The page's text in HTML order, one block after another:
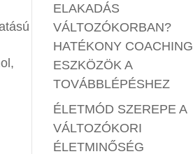
ELAKADÁS
VÁLTOZÓKORBAN?
HATÉKONY COACHING
ESZKÖZÖK A
TOVÁBBLÉPÉSHEZ
ÉLETMÓD SZEREPE A
VÁLTOZÓKORI
ÉLETMINŐSÉG